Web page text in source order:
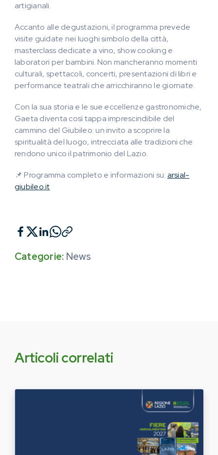
artigianali.
Accanto alle degustazioni, il programma prevede
visite guidate nei luoghi simbolo della città,
masterclass dedicate a vino, show cooking e
laboratori per bambini. Non mancheranno momenti
culturali, spettacoli, concerti, presentazioni di libri e
performance teatrali che arricchiranno le giornate.
Con la sua storia e le sue eccellenze gastronomiche,
Gaeta diventa così tappa imprescindibile del
cammino del Giubileo: un invito a scoprire la
spiritualità del luogo, intrecciata alle tradizioni che
rendono unico il patrimonio del Lazio.
📌 Programma completo e informazioni su: arsial-
giubileo.it
Categorie: News
Articoli correlati